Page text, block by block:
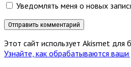
Уведомлять меня о новых
Этот сайт использует Akismet для
Узнайте, как обрабатываются